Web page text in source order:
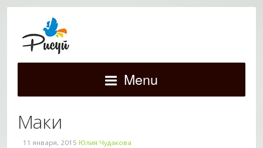
Menu
Маки
11 января, 2015 Юлия Чудакова